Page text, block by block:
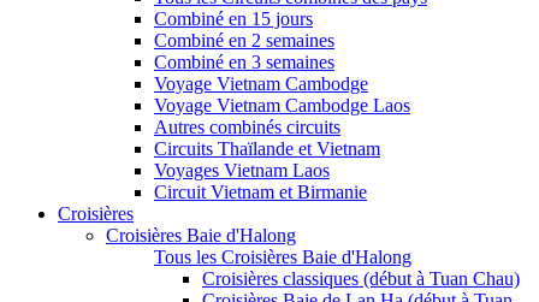
Combiné en 15 jours
Combiné en 2 semaines
Combiné en 3 semaines
Voyage Vietnam Cambodge
Voyage Vietnam Cambodge Laos
Autres combinés circuits
Circuits Thaïlande et Vietnam
Voyages Vietnam Laos
Circuit Vietnam et Birmanie
Croisières
Croisières Baie d'Halong
Tous les Croisières Baie d'Halong
Croisières classiques (début à Tuan Chau)